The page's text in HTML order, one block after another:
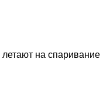
летают на спаривание